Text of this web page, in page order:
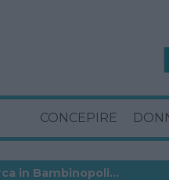
CONCEPIRE